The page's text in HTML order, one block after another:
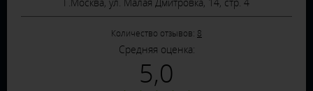
Количество отзывов: 8
Средняя оценка:
5,0